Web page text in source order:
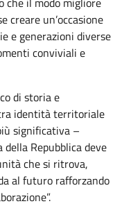
creare un’occasione
e generazioni diverse
conviviali e
di storia e
identità territoriale
significativa –
della Repubblica deve
che si ritrova,
al futuro rafforzando